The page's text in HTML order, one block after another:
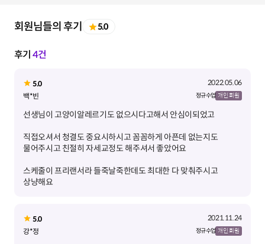
회원님들의 후기 5.0
후기 4건
5.0
2022.05.06
백*빈
정규 수업 개인 회원
직접오셔서 청결도 중요시하시고 꼼꼼하게 아픈데 없는지도
스케줄이 프리랜서라 들죽날죽한데도 최대한 다 맞춰주시고
상냥해요
5.0
2021.11.24
강*정
정규 수업 개인 회원